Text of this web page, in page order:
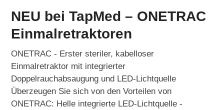
NEU bei TapMed – ONETRAC
Einmalretraktoren
ONETRAC - Erster steriler, kabelloser
Einmalretraktor mit integrierter
Doppelrauchabsaugung und LED-Lichtquelle
Überzeugen Sie sich von den Vorteilen von
ONETRAC: Helle integrierte LED-Lichtquelle -